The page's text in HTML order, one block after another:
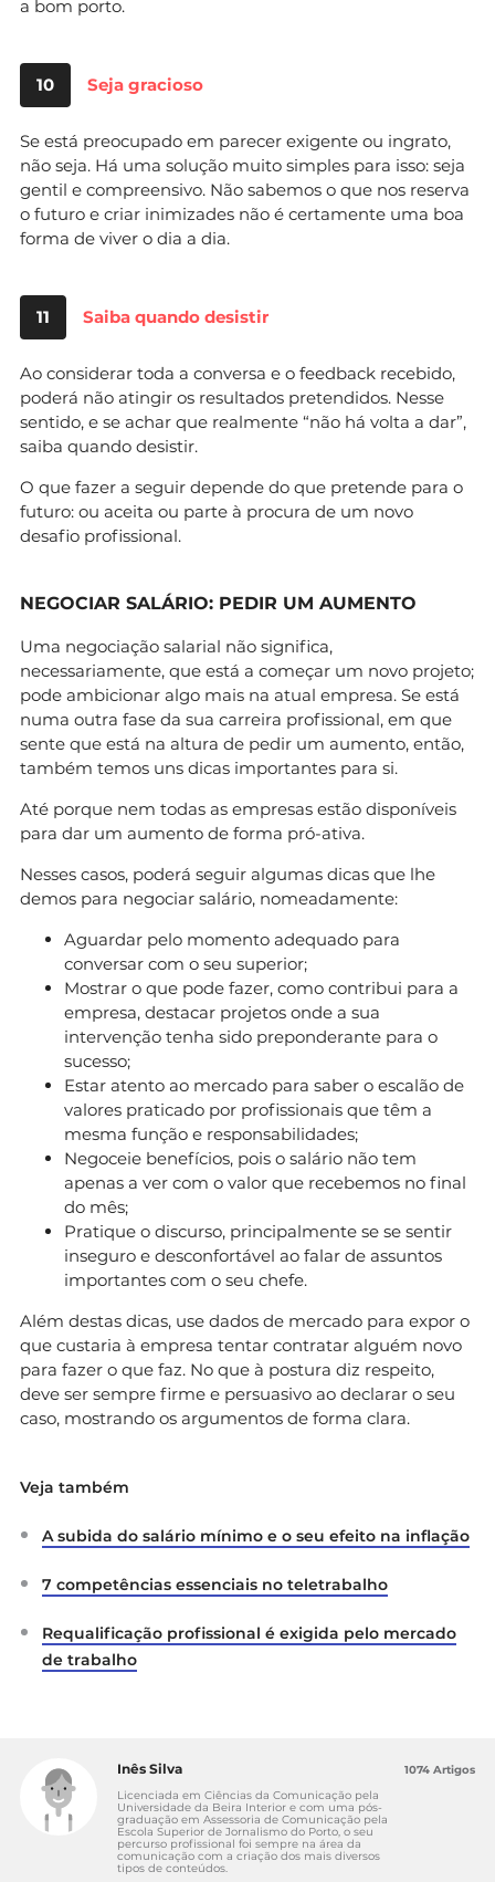
a bom porto.
10 Seja gracioso
Se está preocupado em parecer exigente ou ingrato,
não seja. Há uma solução muito simples para isso: seja
gentil e compreensivo. Não sabemos o que nos reserva
o futuro e criar inimizades não é certamente uma boa
forma de viver o dia a dia.
11 Saiba quando desistir
Ao considerar toda a conversa e o feedback recebido,
poderá não atingir os resultados pretendidos. Nesse
sentido, e se achar que realmente “não há volta a dar”,
saiba quando desistir.
O que fazer a seguir depende do que pretende para o
futuro: ou aceita ou parte à procura de um novo
desafio profissional.
NEGOCIAR SALÁRIO: PEDIR UM AUMENTO
Uma negociação salarial não significa,
necessariamente, que está a começar um novo projeto;
pode ambicionar algo mais na atual empresa. Se está
numa outra fase da sua carreira profissional, em que
sente que está na altura de pedir um aumento, então,
também temos uns dicas importantes para si.
Até porque nem todas as empresas estão disponíveis
para dar um aumento de forma pró-ativa.
Nesses casos, poderá seguir algumas dicas que lhe
demos para negociar salário, nomeadamente:
Aguardar pelo momento adequado para
conversar com o seu superior;
Mostrar o que pode fazer, como contribui para a
empresa, destacar projetos onde a sua
intervenção tenha sido preponderante para o
sucesso;
Estar atento ao mercado para saber o escalão de
valores praticado por profissionais que têm a
mesma função e responsabilidades;
Negoceie benefícios, pois o salário não tem
apenas a ver com o valor que recebemos no final
do mês;
Pratique o discurso, principalmente se se sentir
inseguro e desconfortável ao falar de assuntos
importantes com o seu chefe.
Além destas dicas, use dados de mercado para expor o
que custaria à empresa tentar contratar alguém novo
para fazer o que faz. No que à postura diz respeito,
deve ser sempre firme e persuasivo ao declarar o seu
caso, mostrando os argumentos de forma clara.
Veja também
A subida do salário mínimo e o seu efeito na inflação
7 competências essenciais no teletrabalho
Requalificação profissional é exigida pelo mercado
de trabalho
Inês Silva
Licenciada em Ciências da Comunicação pela
Universidade da Beira Interior e com uma pós-
graduação em Assessoria de Comunicação pela
Escola Superior de Jornalismo do Porto, o seu
percurso profissional foi sempre na área da
comunicação com a criação dos mais diversos
tipos de conteúdos.
1074 Artigos